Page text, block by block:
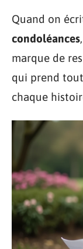
Quand on
condoléances
marque de
qui prend
chaque